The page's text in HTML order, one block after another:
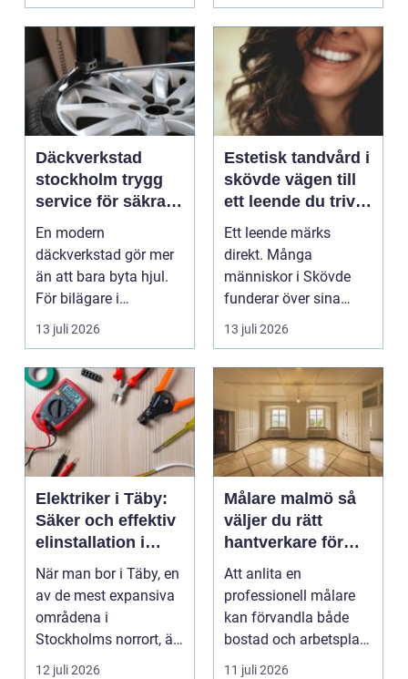
Däckverkstad
stockholm trygg
service för säkra
mil året runt
En modern
däckverkstad gör mer
än att bara byta hjul.
För bilägare i
Stockholm handlar
valet av däck...
13 juli 2026
Estetisk tandvård i
skövde vägen till
ett leende du trivs
med
Ett leende märks
direkt. Många
människor i Skövde
funderar över sina
tänder, men skjuter
upp att gör...
13 juli 2026
Elektriker i Täby:
Säker och effektiv
elinstallation i
norrort
När man bor i Täby, en
av de mest expansiva
områdena i
Stockholms norrort, är
b...
12 juli 2026
Målare malmö så
väljer du rätt
hantverkare för
hem och företag
Att anlita en
professionell målare
kan förvandla både
bostad och arbetsplats
på kort tid. Färger, yt...
11 juli 2026